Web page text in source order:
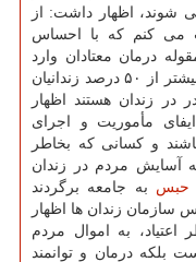
شوند، اظهار داشت: از
می کنم که با احساس
درمان معتادان وارد
شوند. حاج محمدی ضمن اشاره به اینکه بیشتر از ۵۰ درصد زندانیان
در زندان هستند اظهار
مأموریت و اجرای
و کسانی که بخاطر
آسایش مردم در زندان
حبس به جامعه برگردند
سازمان زندان ها اظهار
به اموال مردم
درمان و توانمند